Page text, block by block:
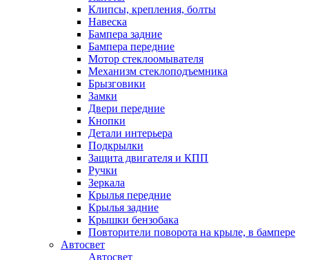
Клипсы, крепления, болты
Навеска
Бампера задние
Бампера передние
Мотор стеклоомывателя
Механизм стеклоподъемника
Брызговики
Замки
Двери передние
Кнопки
Детали интерьера
Подкрылки
Защита двигателя и КПП
Ручки
Зеркала
Крылья передние
Крылья задние
Крышки бензобака
Повторители поворота на крыле, в бампере
Автосвет
Автосвет